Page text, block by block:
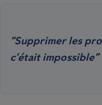
“Supprimer les
c’était impossible”